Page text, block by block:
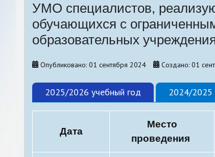
Конкурсы, акции
УМО специалистов,
обучающихся с
образовательных
Опубликовано: 01 сентября 2024 Создано: 01
2025/2026 учебный год 2024/2025
Дата
Место
проведения